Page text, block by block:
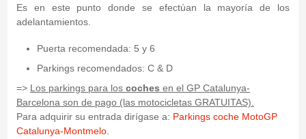
Es en este punto donde se efectúan la mayoría de los
adelantamientos.
Puerta recomendada: 5 y 6
Parkings recomendados: C & D
=> Los parkings para los coches en el GP Catalunya-
Barcelona son de pago (las motocicletas GRATUITAS).
Para adquirir su entrada dirígase a: Parkings coche MotoGP
Catalunya-Montmelo.